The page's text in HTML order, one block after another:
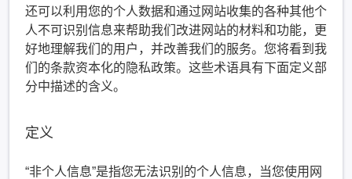
还可以利用您的个人数据和通过网站收集的各种其他个
人不可识别信息来帮助我们改进网站的材料和功能，更
好地理解我们的用户，并改善我们的服务。您将看到我
们的条款资本化的隐私政策。这些术语具有下面定义部
分中描述的含义。
定义
“非个人信息”是指您无法识别的个人信息，当您使用网